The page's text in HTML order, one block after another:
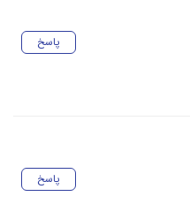
پاسخ
پاسخ